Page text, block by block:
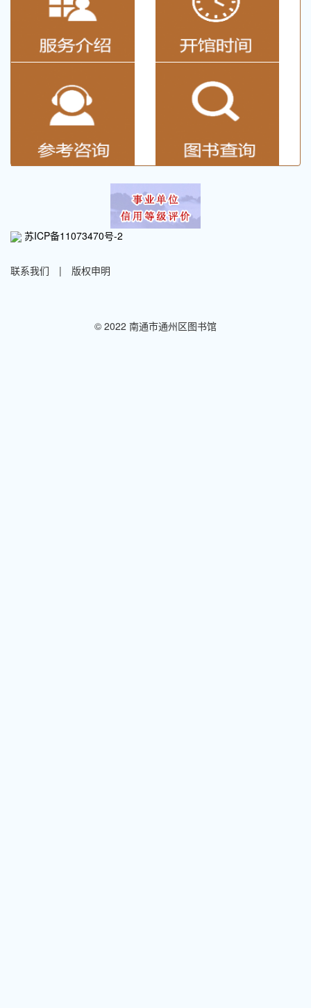
苏ICP备11073470号-2
联系我们 | 版权申明
© 2022 南通市通州区图书馆